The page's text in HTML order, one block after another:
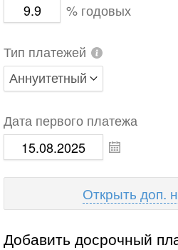
% годовых
Тип платежей
Дата первого платежа
доп.
Добавить досрочный